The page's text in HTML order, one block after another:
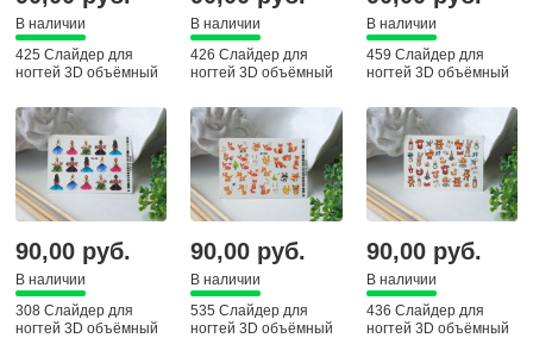
В наличии
425 Слайдер для
ногтей 3D объёмный
В наличии
426 Слайдер для
ногтей 3D объёмный
В наличии
459 Слайдер для
ногтей 3D объёмный
90,00 руб.
В наличии
308 Слайдер для
ногтей 3D объёмный
90,00 руб.
В наличии
535 Слайдер для
ногтей 3D объёмный
90,00 руб.
В наличии
436 Слайдер для
ногтей 3D объёмный